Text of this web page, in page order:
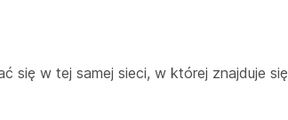
się w tej samej sieci, w której znajduje się